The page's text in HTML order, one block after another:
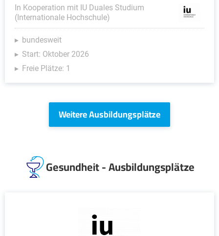
In Kooperation mit IU Duales Studium
(Internationale Hochschule)
bundesweit
Start: Oktober 2026
Freie Plätze: 1
Weitere Ausbildungsplätze
Gesundheit - Ausbildungsplätze